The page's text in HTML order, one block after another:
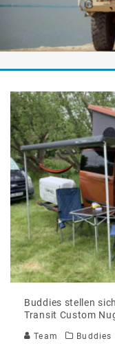
Buddies stellen
Transit Custom
Team Buddies